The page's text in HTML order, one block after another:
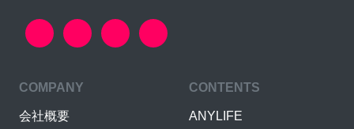
COMPANY
会社概要
CONTENTS
ANYLIFE